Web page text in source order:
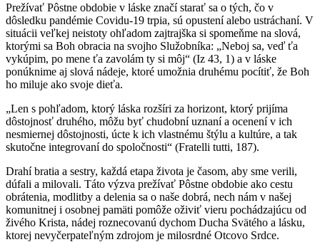
Prežívať Pôstne obdobie v láske značí starať sa o tých, čo v
dôsledku pandémie Covidu-19 trpia, sú opustení alebo ustráchaní. V
situácii veľkej neistoty ohľadom zajtrajška si spomeňme na slová,
ktorými sa Boh obracia na svojho Služobníka: „Neboj sa, veď ťa
vykúpim, po mene ťa zavolám ty si môj“ (Iz 43, 1) a v láske
ponúknime aj slová nádeje, ktoré umožnia druhému pocítiť, že Boh
ho miluje ako svoje dieťa.
„Len s pohľadom, ktorý láska rozšíri za horizont, ktorý prijíma
dôstojnosť druhého, môžu byť chudobní uznaní a ocenení v ich
nesmiernej dôstojnosti, úcte k ich vlastnému štýlu a kultúre, a tak
skutočne integrovaní do spoločnosti“ (Fratelli tutti, 187).
Drahí bratia a sestry, každá etapa života je časom, aby sme verili,
dúfali a milovali. Táto výzva prežívať Pôstne obdobie ako cestu
obrátenia, modlitby a delenia sa o naše dobrá, nech nám v našej
komunitnej i osobnej pamäti pomôže oživiť vieru pochádzajúcu od
živého Krista, nádej roznecovanú dychom Ducha Svätého a lásku,
ktorej nevyčerpateľným zdrojom je milosrdné Otcovo Srdce.